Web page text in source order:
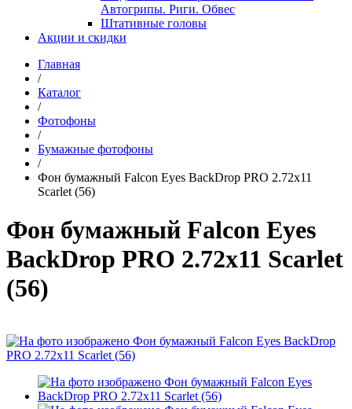
Автогрипы. Риги. Обвес
Штативные головы
Акции и скидки
Главная
/
Каталог
/
Фотофоны
/
Бумажные фотофоны
/
Фон бумажный Falcon Eyes BackDrop PRO 2.72x11
Scarlet (56)
Фон бумажный Falcon Eyes
BackDrop PRO 2.72x11 Scarlet
(56)